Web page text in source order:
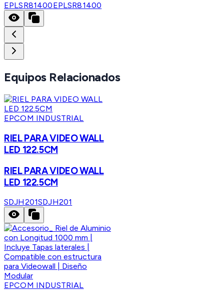
EPLSR81400EPLSR81400
Equipos Relacionados
EPCOM INDUSTRIAL
RIEL PARA VIDEO WALL
LED 122.5CM
RIEL PARA VIDEO WALL
LED 122.5CM
SDJH201SDJH201
EPCOM INDUSTRIAL